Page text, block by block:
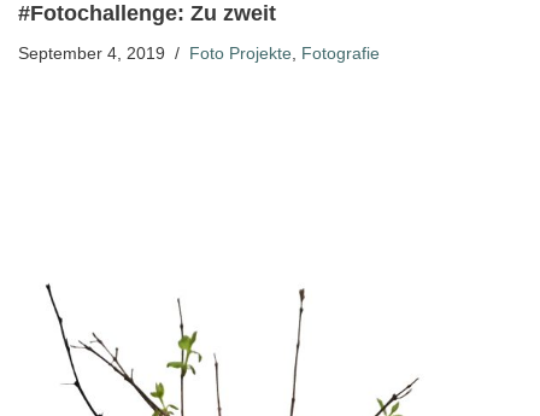
#Fotochallenge: Zu zweit
September 4, 2019 Foto Projekte Fotografie